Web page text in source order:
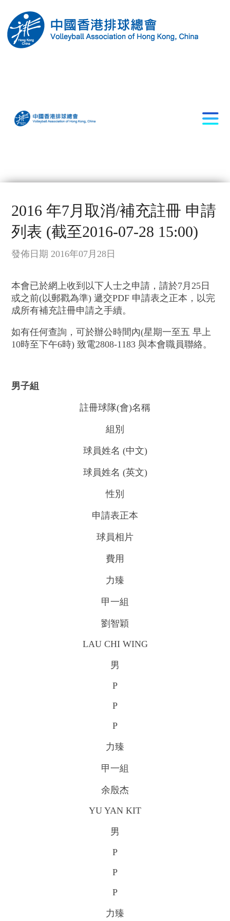
2016 年7月取消/補充註冊 申請
列表 (截至2016-07-28 15:00)
發佈日期 2016年07月28日
本會已於網上收到以下人士之申請，請於7月25日
或之前(以郵戳為準) 遞交PDF 申請表之正本，以完
成所有補充註冊申請之手續。
如有任何查詢，可於辦公時間內(星期一至五 早上
10時至下午6時) 致電2808-1183 與本會職員聯絡。
男子組
註冊球隊(會)名稱
組別
球員姓名 (中文)
球員姓名 (英文)
性別
申請表正本
球員相片
費用
力臻
甲一組
劉智穎
LAU CHI WING
男
P
P
P
力臻
甲一組
余殷杰
YU YAN KIT
男
P
P
P
力臻